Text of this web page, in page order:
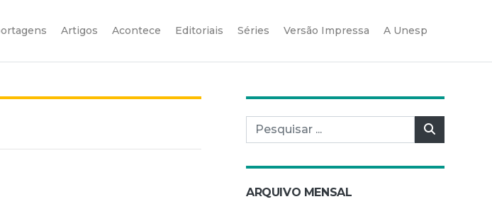
Artigos Acontece Editoriais Séries Versão Impressa A Unesp
Pesquisar por:
ARQUIVO MENSAL